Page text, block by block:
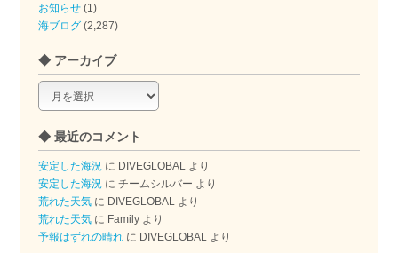
お知らせ (1)
海ブログ (2,287)
◆ アーカイブ
ア
カ
イ
ブ
◆ 最近のコメント
安定した海況 に DIVEGLOBAL より
安定した海況 にチームシルバー より
荒れた天気 に DIVEGLOBAL より
荒れた天気 に Family より
予報はずれの晴れ に DIVEGLOBAL より